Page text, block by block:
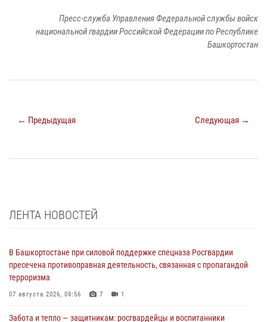
Пресс-служба Управления Федеральной службы войск
национальной гвардии Российской Федерации по Республике
Башкортостан
← Предыдущая Следующая →
ЛЕНТА НОВОСТЕЙ
В Башкортостане при силовой поддержке спецназа Росгвардии
пресечена противоправная деятельность, связанная с пропагандой
терроризма
07 августа 2026, 09:56 7 1
Забота и тепло — защитникам: росгвардейцы и воспитанники